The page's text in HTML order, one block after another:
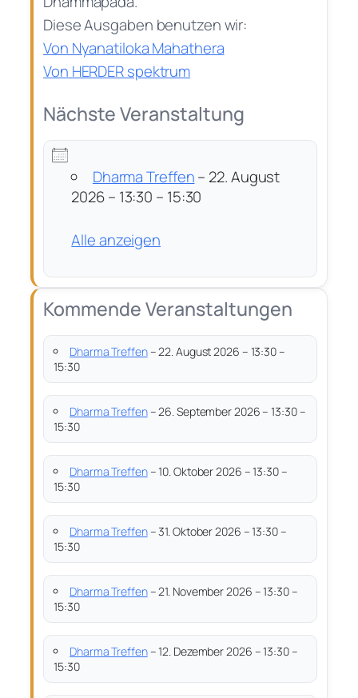
Diese Ausgaben benutzen wir:
Von Nyanatiloka Mahathera
Von HERDER spektrum
Nächste Veranstaltung
Dharma Treffen– 22. August
2026 – 13:30 – 15:30
Alle anzeigen
Kommende Veranstaltungen
Dharma Treffen– 22. August 2026 – 13:30 –
15:30
Dharma Treffen– 26. September 2026 – 13:30 –
15:30
Dharma Treffen– 10. Oktober 2026 – 13:30 –
15:30
Dharma Treffen– 31. Oktober 2026 – 13:30 –
15:30
Dharma Treffen– 21. November 2026 – 13:30 –
15:30
Dharma Treffen– 12. Dezember 2026 – 13:30 –
15:30